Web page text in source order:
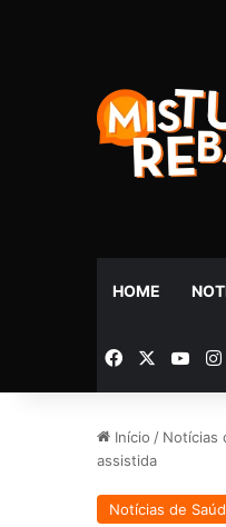
HOME
Facebook
Início / Notícias
assistida
Notícias de